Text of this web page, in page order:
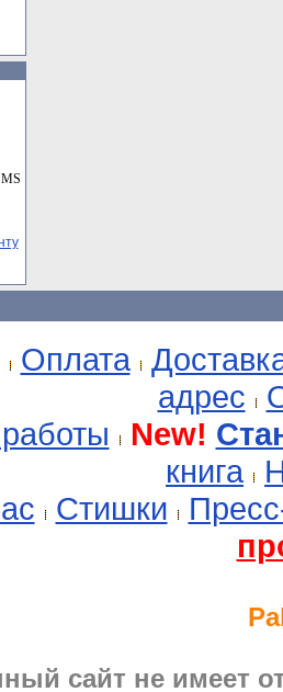
Оплата
адрес
New!
книга
Стишки
сайт не имеет